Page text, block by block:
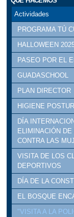
Actividades
PROGRAMA TÚ
HALLOWEEN
PASEO POR EL
GUADASCHOOL
PLAN DIRECTOR
HIGIENE
DÍA
ELIMINACIÓN
CONTRA LAS
VISITA DE LOS
DEPORTIVOS
DÍA DE LA
EL BOSQUE
"VISITA A LA